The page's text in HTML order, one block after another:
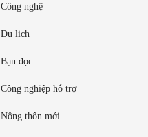
Công nghệ
Du lịch
Bạn đọc
Công nghiệp hỗ trợ
Nông thôn mới